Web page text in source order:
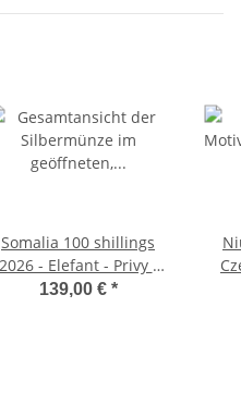
Somalia 100 shillings
2026 - Elefant - Privy -
WMF Berlin
139,00 € *